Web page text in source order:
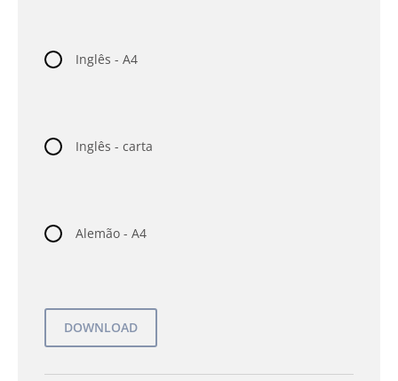
Inglês - A4
Inglês - carta
Alemão - A4